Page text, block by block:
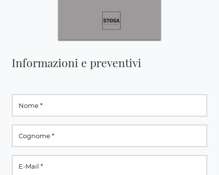
Informazioni e preventivi